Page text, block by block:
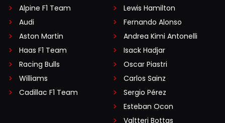
Alpine F1 Team
Audi
Aston Martin
Haas F1 Team
Racing Bulls
Williams
Cadillac F1 Team
Lewis Hamilton
Fernando Alonso
Andrea Kimi Antonelli
Isack Hadjar
Oscar Piastri
Carlos Sainz
Sergio Pérez
Esteban Ocon
Valtteri Bottas